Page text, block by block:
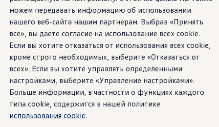
можем передавать информацию об использовании
нашего веб-сайта нашим партнерам. Выбрав «Принять
все», вы даете согласие на использование всех cookie.
Если вы хотите отказаться от использования всех cookie,
кроме строго необходимых, выберите «Отказаться от
всех». Если вы хотите управлять определенными
настройками, выберите «Управление настройками».
Больше информации, в частности о функциях каждого
типа cookie, содержится в нашей политике
использования cookie.
App-Connect
Fleet Interface Data
O Volkswagen
Получи больше
Владельцы и услуги
Сервис и запчасти
Преимущества Volkswagen
Техобслуживание
Ремонт и проверки
Моторное масло и технические жидкости
Колеса и шины
Помощь при авариях и поломках
Обслуживание автомобилей
Аксессуары